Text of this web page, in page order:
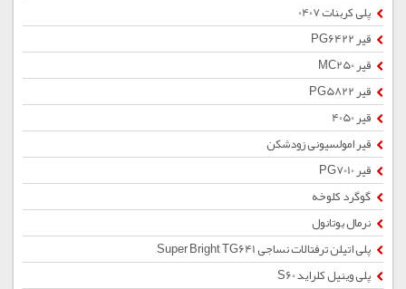
پلی کربنات 0407
قیر PG6422
قیر MC250
قیر PG5822
قیر 4050
قیر امولسیونی زودشکن
قیر PG7010
گوگرد کلوخه
نرمال بوتانول
پلی اتیلن ترفتالات نساجی Super Bright TG641
پلی وینیل کلراید S60